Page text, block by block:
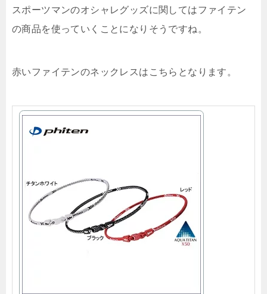
スポーツマンのオシャレグッズに関してはファイテン
の商品を使っていくことになりそうですね。
赤いファイテンのネックレスはこちらとなります。